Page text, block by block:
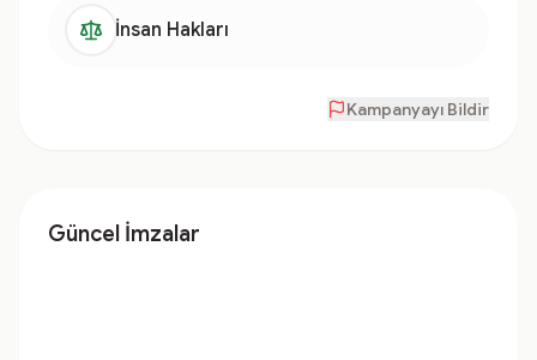
İnsan Hakları
Kampanyayı Bildir
Güncel İmzalar